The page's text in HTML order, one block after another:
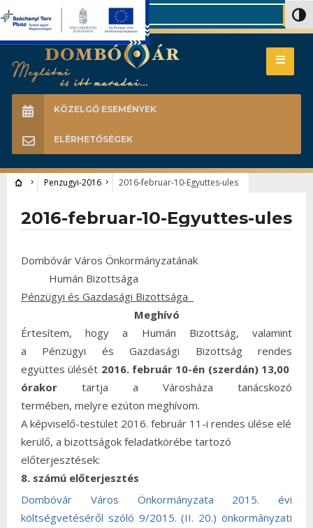
Search
KÖZELGŐ ESEMÉNYEK
ELÉRHETŐSÉGEK
Penzugyi-2016 2016-februar-10-Egyuttes-ules
2016-februar-10-Egyuttes-ules
Dombóvár Város Önkormányzatának
Humán Bizottsága
Pénzügyi és Gazdasági Bizottsága
Meghívó
Értesítem, hogy a Humán Bizottság, valamint
a Pénzügyi és Gazdasági Bizottság rendes
együttes ülését 2016. február 10-én (szerdán) 13,00
órakor tartja a Városháza tanácskozó
termében, melyre ezúton meghívom.
A képviselő-testület 2016. február 11-i rendes ülése elé
kerülő, a bizottságok feladatkörébe tartozó
előterjesztések:
8. számú előterjesztés
Dombóvár Város Önkormányzata 2015. évi
költségvetéséről szóló 9/2015. (II. 20.) önkormányzati